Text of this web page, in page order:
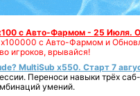
с Авто-Фармом - 25 Июля.
х100000 с Авто-Фармом и
игроков, врывайся!
MultiSub x550. Старт 7
Переноси навыки трёх
умений.